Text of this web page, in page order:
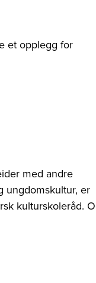
et opplegg for
med andre
ungdomskultur, er
kulturskoleråd.